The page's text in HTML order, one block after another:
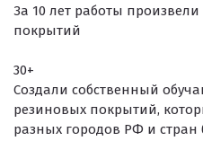
Резиновое покрытие ECO
Резиновое покрытие Eco
Резиновое покрытие
За 10 лет работы
покрытий
30+
Создали собственный
резиновых покрытий,
разных городов РФ и стран